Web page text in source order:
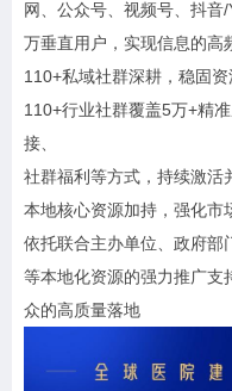
网、公众号、视频号、抖
万垂直用户，实现信息的高
110+私域社群深耕，稳固
110+行业社群覆盖5万+精
接、
社群福利等方式，持续激活
本地核心资源加持，强化市
依托联合主办单位、政府部
等本地化资源的强力推广支
众的高质量落地